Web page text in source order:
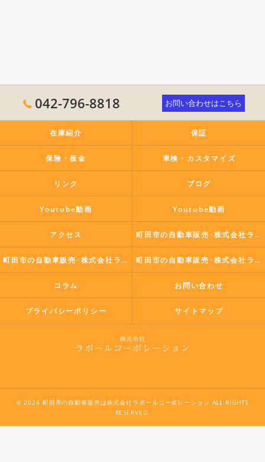
042-796-8818 お問い合わせはこちら
在庫紹介 保証
保険・板金 車検・カスタマイズ
リンク ブログ
Youtube動画 Youtube動画
アクセス 町田市の自動車販売･株式会社ラポールコーポレーションの口コミ情報
町田市の自動車販売･株式会社ラポールコーポレーションの評判 町田市の自動車販売･株式会社ラポールコーポレーションのお客様の声
コラム お問い合わせ
プライバシーポリシー サイトマップ
© 2026 町田市の自動車販売は株式会社ラポールコーポレーション ALL RIGHTS
RESERVED.